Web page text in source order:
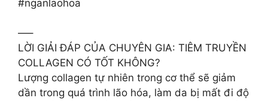
#nganlaohoa
—–
LỜI GIẢI ĐÁP CỦA CHUYÊN GIA: TIÊM TRUYỀN
COLLAGEN CÓ TỐT KHÔNG?
Lượng collagen tự nhiên trong cơ thể sẽ giảm
dần trong quá trình lão hóa, làm da bị mất đi độ